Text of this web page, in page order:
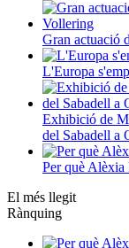
Gran actuació
L'Europa
Exhibició de
del Sabadell a
Per què Alèxia
El més llegit
Rànquing